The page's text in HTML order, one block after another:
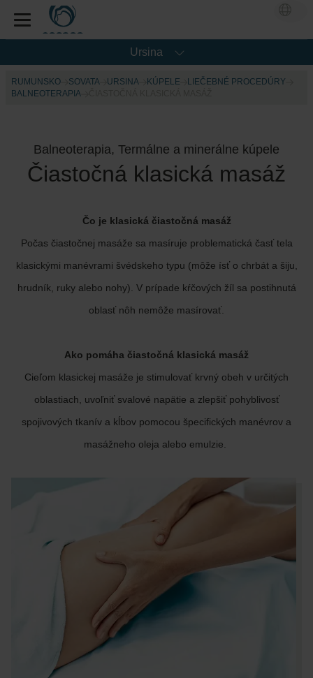
Ursina
RUMUNSKO SOVATA URSINA KÚPELE
LIEČEBNÉ PROCEDÚRY
BALNEOTERAPIA
Balneoterapia, Termálne a minerálne kúpele
Čiastočná klasická masáž
Čo je klasická čiastočná masáž
Počas čiastočnej masáže sa masíruje problematická časť tela
klasickými manévrami švédskeho typu (môže ísť o chrbát a šiju,
hrudník, ruky alebo nohy). V prípade kŕčových žíl sa postihnutá
oblasť nôh nemôže masírovať.
Ako pomáha čiastočná klasická masáž
Cieľom klasickej masáže je stimulovať krvný obeh v určitých
oblastiach, uvoľniť svalové napätie a zlepšiť pohyblivosť
spojivových tkanív a kĺbov pomocou špecifických manévrov a
masážneho oleja alebo emulzie.